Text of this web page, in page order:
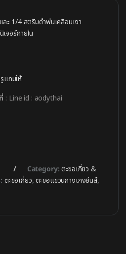
ะ 1/4 สตรีมดำพ่นเคลือบเงา
จอร์ภายใน
แถมให้
: Line id : aodythai
Category:ตะขอเกี่ยว &
ตะขอเกี่ยว,ตะขอแขวนกางเกงยีนส์,